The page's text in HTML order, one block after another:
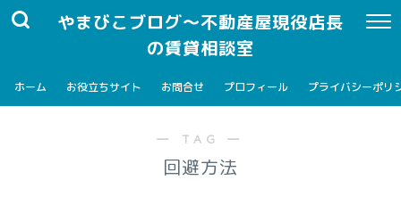
やまびこブログ～不動産屋現役店長
の賃貸相談室
ホーム お役立ちサイト お問合せ プロフィール プライバシーポリ
― TAG ―
回避方法